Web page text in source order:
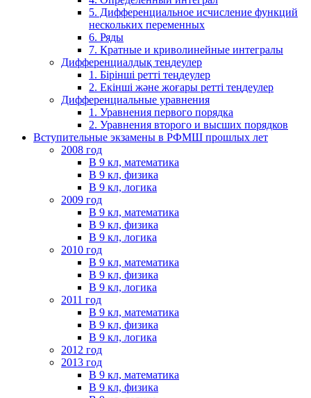
5. Дифференциальное исчисление функций
нескольких переменных
6. Ряды
7. Кратные и криволинейные интегралы
Дифференциалдық теңдеулер
1. Бірінші ретті теңдеулер
2. Екінші және жоғары ретті теңдеулер
Дифференциальные уравнения
1. Уравнения первого порядка
2. Уравнения второго и высших порядков
Вступительные экзамены в РФМШ прошлых лет
2008 год
В 9 кл, математика
В 9 кл, физика
В 9 кл, логика
2009 год
В 9 кл, математика
В 9 кл, физика
В 9 кл, логика
2010 год
В 9 кл, математика
В 9 кл, физика
В 9 кл, логика
2011 год
В 9 кл, математика
В 9 кл, физика
В 9 кл, логика
2012 год
2013 год
В 9 кл, математика
В 9 кл, физика